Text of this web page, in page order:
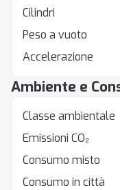
Cilindri
Peso a vuoto
Accelerazione
Ambiente e
Classe ambientale
Emissioni CO₂
Consumo misto
Consumo in città